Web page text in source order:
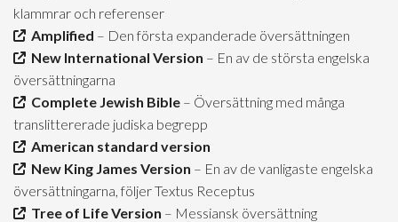
klammrar och referenser
Amplified – Den första expanderade översättningen
New International Version – En av de största engelska
översättningarna
Complete Jewish Bible – Översättning med många
translittererade judiska begrepp
American standard version
New King James Version – En av de vanligaste engelska
översättningarna, följer Textus Receptus
Tree of Life Version – Messiansk översättning